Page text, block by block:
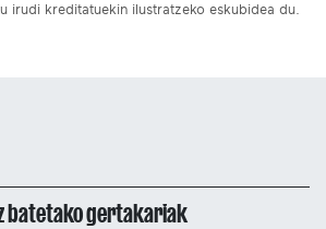
irudi kreditatuekin ilustratzeko eskubidea du.
batetako gertakariak